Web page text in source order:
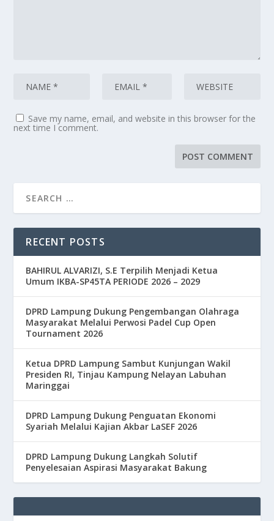
Save my name, email, and website in this browser for the
next time I comment.
RECENT POSTS
BAHIRUL ALVARIZI, S.E Terpilih Menjadi Ketua
Umum IKBA-SP45TA PERIODE 2026 – 2029
DPRD Lampung Dukung Pengembangan Olahraga
Masyarakat Melalui Perwosi Padel Cup Open
Tournament 2026
Ketua DPRD Lampung Sambut Kunjungan Wakil
Presiden RI, Tinjau Kampung Nelayan Labuhan
Maringgai
DPRD Lampung Dukung Penguatan Ekonomi
Syariah Melalui Kajian Akbar LaSEF 2026
DPRD Lampung Dukung Langkah Solutif
Penyelesaian Aspirasi Masyarakat Bakung